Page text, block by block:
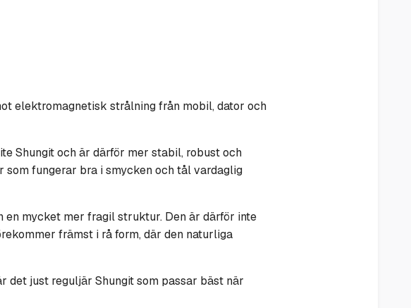
elektromagnetisk strålning från mobil, dator och
Shungit och är därför mer stabil, robust och
fungerar bra i smycken och tål vardaglig
mycket mer fragil struktur. Den är därför inte
främst i rå form, där den naturliga
det just reguljär Shungit som passar bäst när